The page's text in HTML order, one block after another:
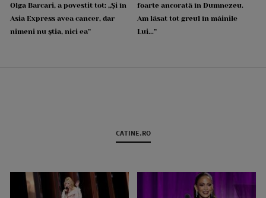
Olga Barcari, a povestit tot: „Și în
Asia Express avea cancer, dar
nimeni nu știa, nici ea”
foarte ancorată în Dumnezeu.
Am lăsat tot greul în mâinile
Lui...”
CATINE.RO